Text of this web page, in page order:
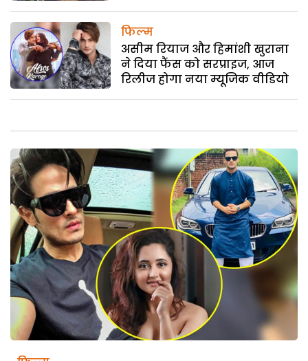
फिल्म
असीम रियाज और हिमांशी खुराना
ने दिया फैंस को सरप्राइज, आज
रिलीज होगा नया म्यूजिक वीडियो